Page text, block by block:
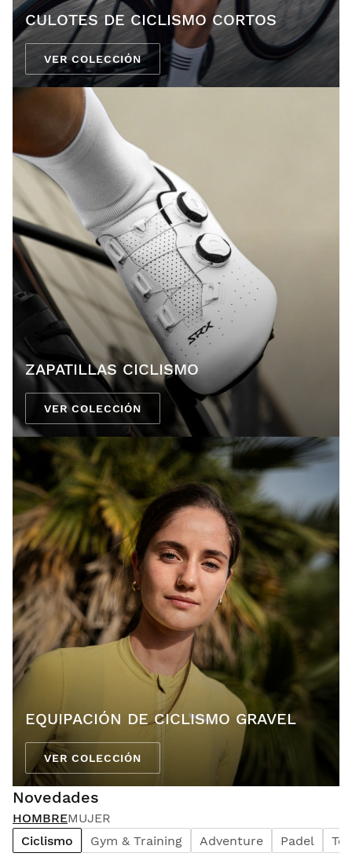
CULOTES DE CICLISMO CORTOS
VER COLECCIÓN
ZAPATILLAS CICLISMO
VER COLECCIÓN
EQUIPACIÓN DE CICLISMO GRAVEL
VER COLECCIÓN
Novedades
HOMBREMUJER
Ciclismo
Gym & Training Adventure Padel